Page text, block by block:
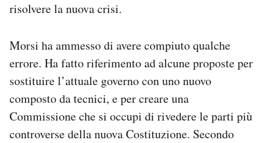
risolvere la nuova crisi.
Morsi ha ammesso di avere compiuto qualche
errore. Ha fatto riferimento ad alcune proposte per
sostituire l’attuale governo con uno nuovo
composto da tecnici, e per creare una
Commissione che si occupi di rivedere le parti più
controverse della nuova Costituzione. Secondo